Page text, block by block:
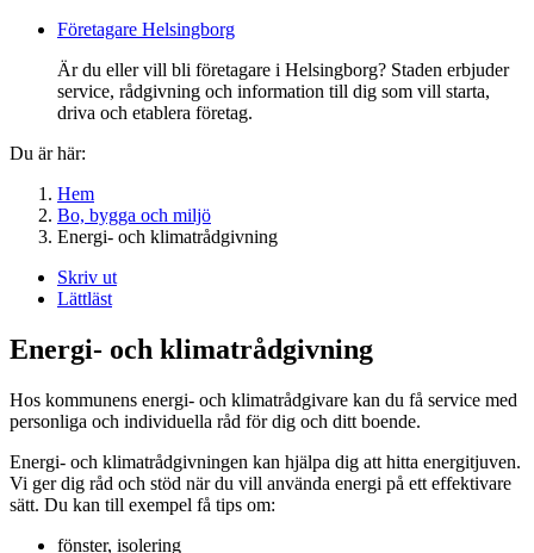
Företagare Helsingborg
Är du eller vill bli företagare i Helsingborg? Staden erbjuder
service, rådgivning och information till dig som vill starta,
driva och etablera företag.
Du är här:
Hem
Bo, bygga och miljö
Energi- och klimatrådgivning
Skriv ut
Lättläst
Energi- och klimatrådgivning
Hos kommunens energi- och klimatrådgivare kan du få service med
personliga och individuella råd för dig och ditt boende.
Energi- och klimatrådgivningen kan hjälpa dig att hitta energitjuven.
Vi ger dig råd och stöd när du vill använda energi på ett effektivare
sätt. Du kan till exempel få tips om:
fönster, isolering